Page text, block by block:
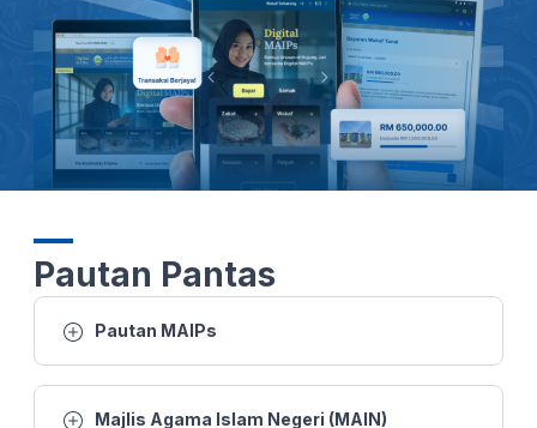
26 MAC 2026 -BTH- SUSULAN KEMARAU DAN CUACA PANAS: 1,000 JEMAAH TUNAIKAN SOLAT AL-ISTISQA DI PERLIS
25 MAC 2026 - BERITA WILAYAH - WILAYAH UTARA
21 MAC 2026 - BTH- AIDILFITRI RAJA PERLIS SOLAT SUNAT AIDILFITRI DI DATARAN ISTIADAT
Pautan Pantas
Pautan MAIPs
Majlis Agama Islam Negeri (MAIN)